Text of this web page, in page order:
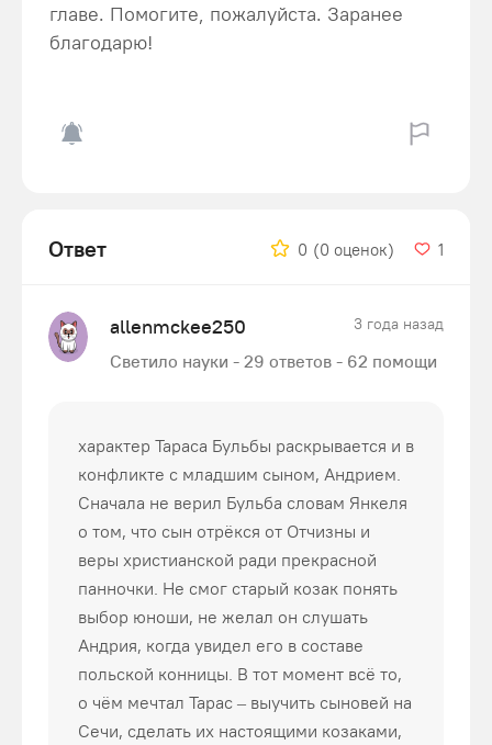
главе. Помогите, пожалуйста. Заранее
благодарю!
Ответ 0 (0 оценок) 1
allenmckee250 3 года назад
Светило науки - 29 ответов - 62 помощи
характер Тараса Бульбы раскрывается и в
конфликте с младшим сыном, Андрием.
Сначала не верил Бульба словам Янкеля
о том, что сын отрёкся от Отчизны и
веры христианской ради прекрасной
панночки. Не смог старый козак понять
выбор юноши, не желал он слушать
Андрия, когда увидел его в составе
польской конницы. В тот момент всё то,
о чём мечтал Тарас – выучить сыновей на
Сечи, сделать их настоящими козаками,